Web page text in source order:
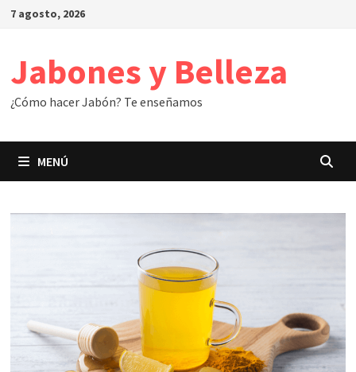
Saltar
7 agosto, 2026
Jabones y Belleza
¿Cómo hacer Jabón? Te enseñamos
MENÚ